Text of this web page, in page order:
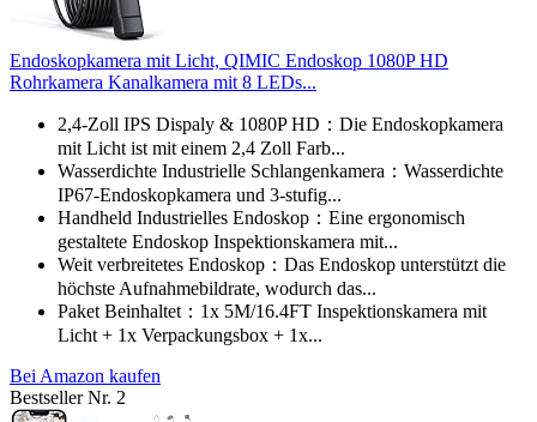
Endoskopkamera mit Licht, QIMIC Endoskop 1080P HD
Rohrkamera Kanalkamera mit 8 LEDs...
2,4-Zoll IPS Dispaly & 1080P HD：Die Endoskopkamera
mit Licht ist mit einem 2,4 Zoll Farb...
Wasserdichte Industrielle Schlangenkamera：Wasserdichte
IP67-Endoskopkamera und 3-stufig...
Handheld Industrielles Endoskop：Eine ergonomisch
gestaltete Endoskop Inspektionskamera mit...
Weit verbreitetes Endoskop：Das Endoskop unterstützt die
höchste Aufnahmebildrate, wodurch das...
Paket Beinhaltet：1x 5M/16.4FT Inspektionskamera mit
Licht + 1x Verpackungsbox + 1x...
Bei Amazon kaufen
Bestseller Nr. 2